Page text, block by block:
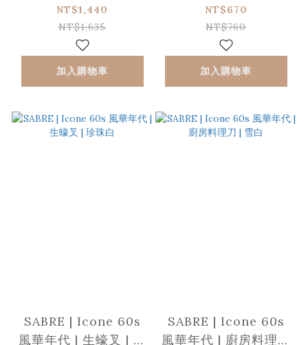
珍珠白
NT$1,440
NT$1,635
加入購物車
白
NT$670
NT$760
加入購物車
SABRE | Icone 60s
風華年代 | 生蠔叉 | 珍
SABRE | Icone 60s
風華年代 | 廚房料理刀